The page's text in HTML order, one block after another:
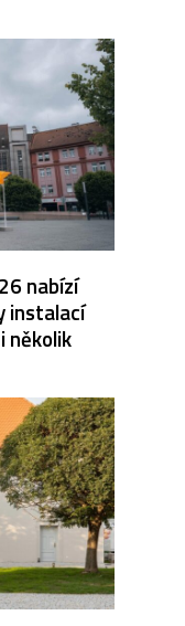
nabízí
instalací
několik